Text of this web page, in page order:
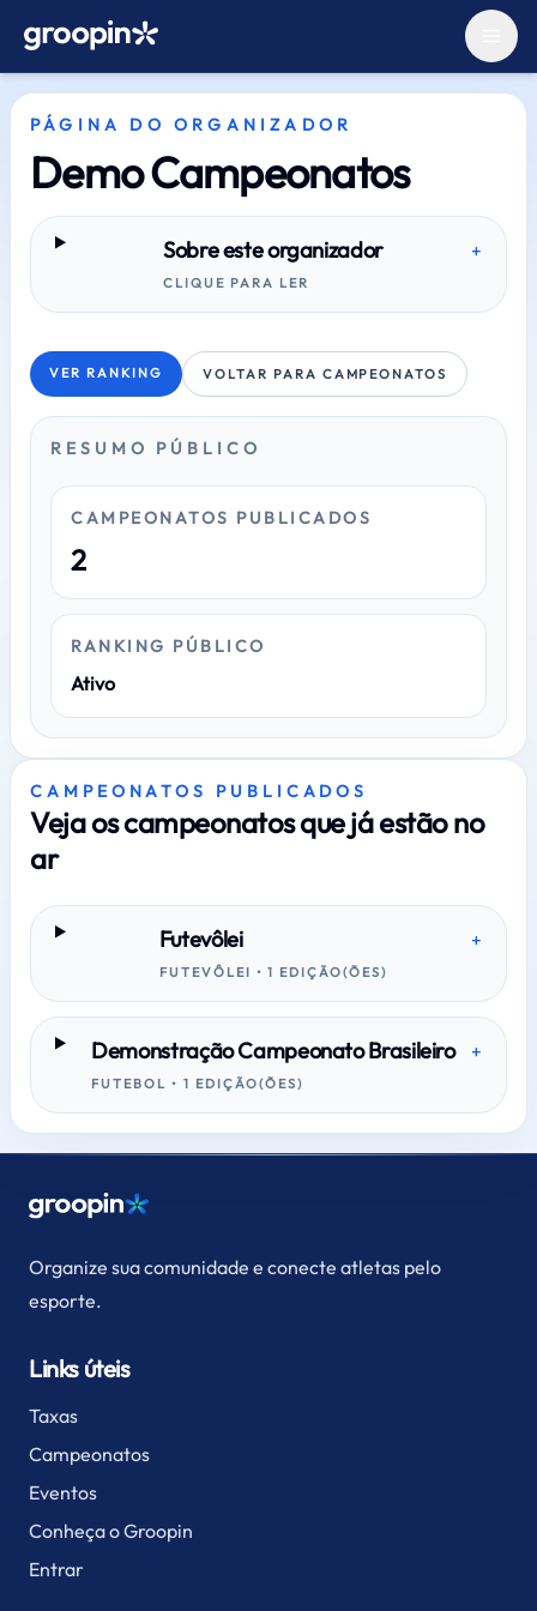
PÁGINA DO ORGANIZADOR
Demo Campeonatos
Sobre este organizador
CLIQUE PARA LER
+
VER RANKING VOLTAR PARA CAMPEONATOS
RESUMO PÚBLICO
CAMPEONATOS PUBLICADOS
2
RANKING PÚBLICO
Ativo
CAMPEONATOS PUBLICADOS
Veja os campeonatos que já estão no
ar
Futevôlei
FUTEVÔLEI • 1 EDIÇÃO(ÕES)
+
Demonstração Campeonato Brasileiro
FUTEBOL • 1 EDIÇÃO(ÕES)
+
Organize sua comunidade e conecte atletas pelo
esporte.
Links úteis
Taxas
Campeonatos
Eventos
Conheça o Groopin
Entrar